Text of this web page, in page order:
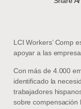
LCI Workers’ Comp
apoyar a las
Con más de 4.000
identificado la
trabajadores
sobre compensación